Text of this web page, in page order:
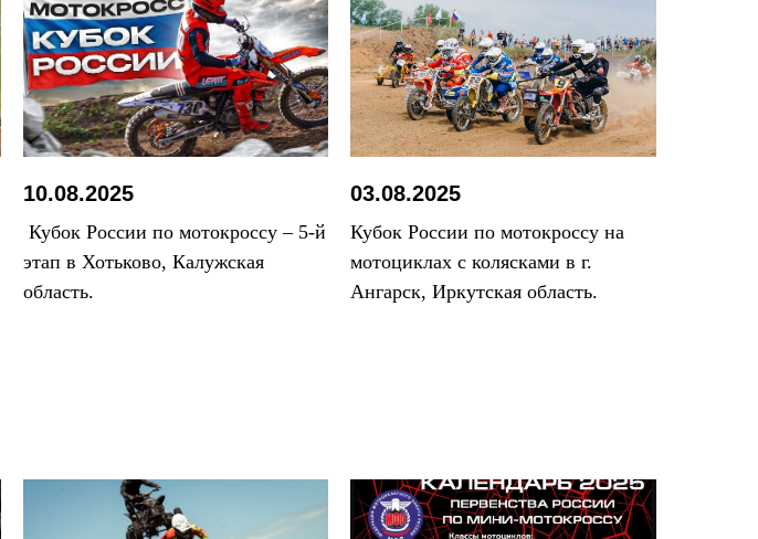
10.08.2025
Кубок России по мотокроссу – 5-й
этап в Хотьково, Калужская
область.
03.08.2025
Кубок России по мотокроссу на
мотоциклах с колясками в г.
Ангарск, Иркутская область.